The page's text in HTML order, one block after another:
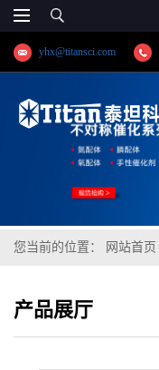
yhx@titansci.com
您当前的位置： 网站首页
产品展厅